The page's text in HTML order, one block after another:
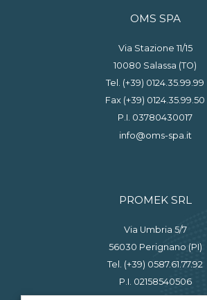
OMS SPA
Via Stazione 11/15
10080 Salassa (TO)
Tel. (+39) 0124.35.99.99
Fax (+39) 0124.35.99.50
P.I. 03780430017
info@oms-spa.it
PROMEK SRL
Via Umbria 5/7
56030 Perignano (PI)
Tel. (+39) 0587.61.77.92
P.I. 02158540506